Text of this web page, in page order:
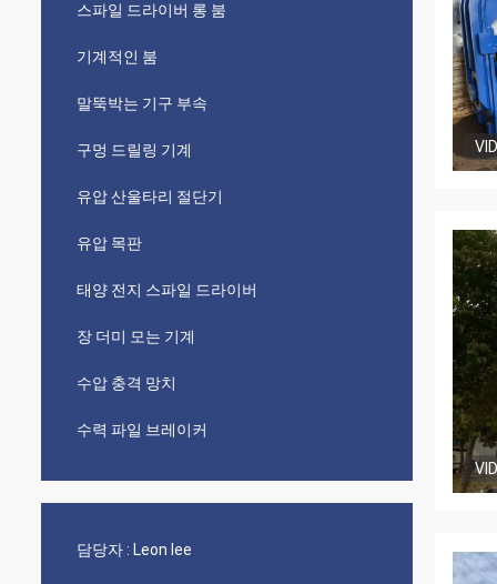
스파일 드라이버 롱 붐
기계적인 붐
말뚝박는 기구 부속
구멍 드릴링 기계
유압 산울타리 절단기
유압 목판
태양 전지 스파일 드라이버
장 더미 모는 기계
수압 충격 망치
수력 파일 브레이커
담당자 : Leon lee